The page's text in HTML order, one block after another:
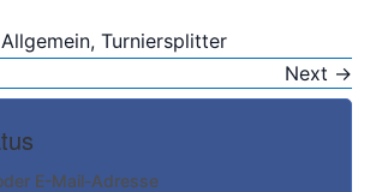
Allgemein, Turniersplitter
Next →
E-Mail-Adresse